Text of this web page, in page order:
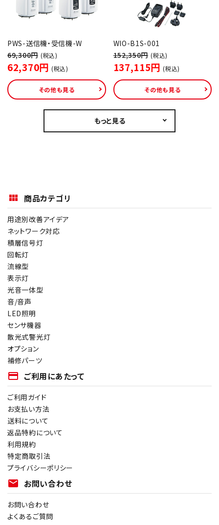
製品選定の仕方
パトライトカタログ
PWS-送信機・受信機-W
69,300円 (税込)
62,370円 (税込)
その他も見る
WIO-B1S-001
152,350円 (税込)
137,115円 (税込)
その他も見る
もっと見る
商品カテゴリ
用途別改善アイデア
ネットワーク対応
積層信号灯
回転灯
流線型
表示灯
光音一体型
音/音声
LED照明
センサ機器
散光式警光灯
オプション
補修パーツ
payment ご利用にあたって
ご利用ガイド
お支払い方法
送料について
返品特約について
利用規約
特定商取引法
プライバシーポリシー
mail お問い合わせ
お問い合わせ
よくあるご質問